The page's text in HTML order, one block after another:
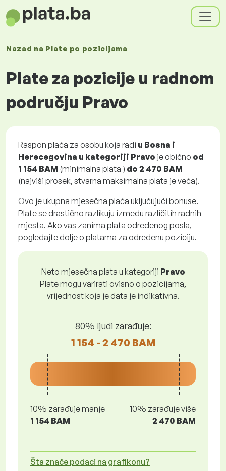
Nazad na Plate po pozicijama
Plate za pozicije u radnom
području Pravo
Raspon plaća za osobu koja radi u Bosna i
Herecegovina u kategoriji Pravo je obično od
1 154 BAM (minimalna plata ) do 2 470 BAM
(najviši prosek, stvarna maksimalna plata je veća).
Ovo je ukupna mjesečna plaća uključujući bonuse.
Plate se drastično razlikuju između različitih radnih
mjesta. Ako vas zanima plata određenog posla,
pogledajte dolje o platama za određenu poziciju.
Neto mjesečna plata u kategoriji Pravo
Plate mogu varirati ovisno o pozicijama,
vrijednost koja je data je indikativna.
80% ljudi zarađuje:
1 154 - 2 470 BAM
10% zarađuje manje
1 154 BAM
10% zarađuje više
2 470 BAM
Šta znače podaci na grafikonu?